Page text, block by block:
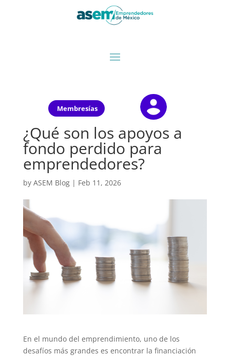
Membresías
¿Qué son los apoyos a
fondo perdido para
emprendedores?
by ASEM Blog| Feb 11, 2026
En el mundo del emprendimiento, uno de los
desafíos más grandes es encontrar la financiación